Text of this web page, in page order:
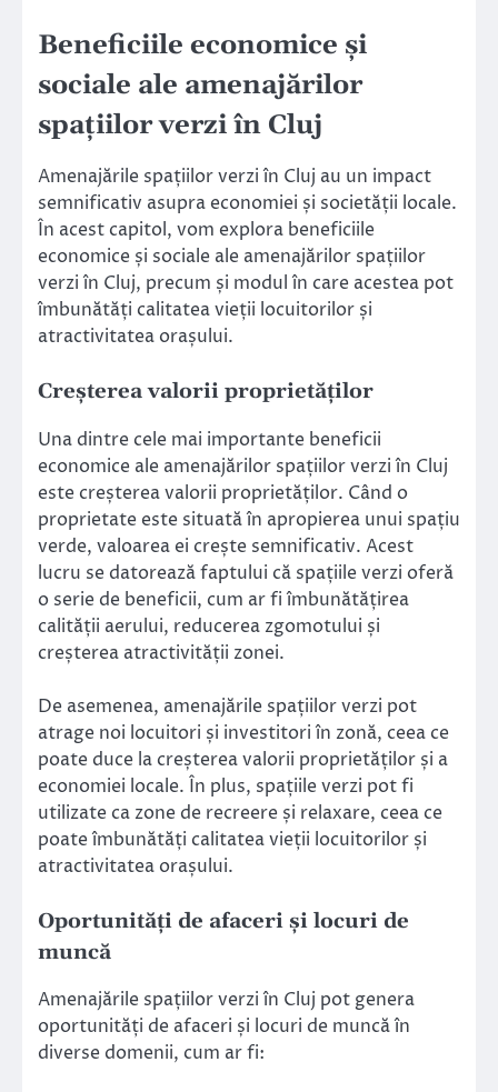
Beneficiile economice și
sociale ale amenajărilor
spațiilor verzi în Cluj
Amenajările spațiilor verzi în Cluj au un impact
semnificativ asupra economiei și societății locale.
În acest capitol, vom explora beneficiile
economice și sociale ale amenajărilor spațiilor
verzi în Cluj, precum și modul în care acestea pot
îmbunătăți calitatea vieții locuitorilor și
atractivitatea orașului.
Creșterea valorii proprietăților
Una dintre cele mai importante beneficii
economice ale amenajărilor spațiilor verzi în Cluj
este creșterea valorii proprietăților. Când o
proprietate este situată în apropierea unui spațiu
verde, valoarea ei crește semnificativ. Acest
lucru se datorează faptului că spațiile verzi oferă
o serie de beneficii, cum ar fi îmbunătățirea
calității aerului, reducerea zgomotului și
creșterea atractivității zonei.
De asemenea, amenajările spațiilor verzi pot
atrage noi locuitori și investitori în zonă, ceea ce
poate duce la creșterea valorii proprietăților și a
economiei locale. În plus, spațiile verzi pot fi
utilizate ca zone de recreere și relaxare, ceea ce
poate îmbunătăți calitatea vieții locuitorilor și
atractivitatea orașului.
Oportunități de afaceri și locuri de
muncă
Amenajările spațiilor verzi în Cluj pot genera
oportunități de afaceri și locuri de muncă în
diverse domenii, cum ar fi: